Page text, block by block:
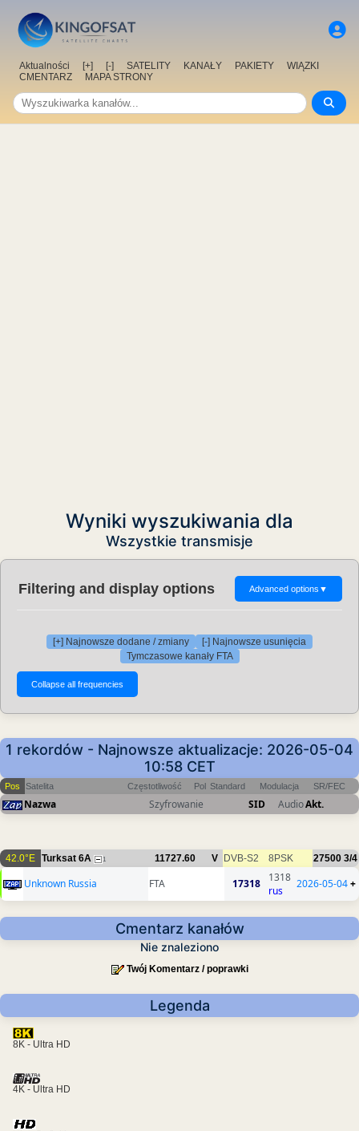
Aktualności [+] [-] SATELITY KANAŁY PAKIETY
WIĄZKI
CMENTARZ
MAPA STRONY
Wyniki wyszukiwania dla
Wszystkie transmisje
Filtering and display options Advanced options ▼
[+] Najnowsze dodane / zmiany
[-] Najnowsze usunięcia
Tymczasowe kanały FTA
1 rekordów - Najnowsze aktualizacje: 2026-05-04
10:58 CET
Pos Satelita Częstotliwość Pol Standard Modulacja SR/FEC
Nazwa Szyfrowanie SID AudioAkt.
42.0°E Turksat 6A 1 11727.60 V DVB-S2 8PSK 27500 3/4
Unknown Russia FTA 17318
1318
rus
2026-05-04+
Cmentarz kanałów
Nie znaleziono
Twój Komentarz / poprawki
Legenda
8K - Ultra HD
4K - Ultra HD